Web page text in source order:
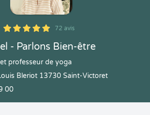
5
1
5
72 72 avis
- Parlons Bien-être
professeur de yoga
Bleriot 13730 Saint-Victoret
00